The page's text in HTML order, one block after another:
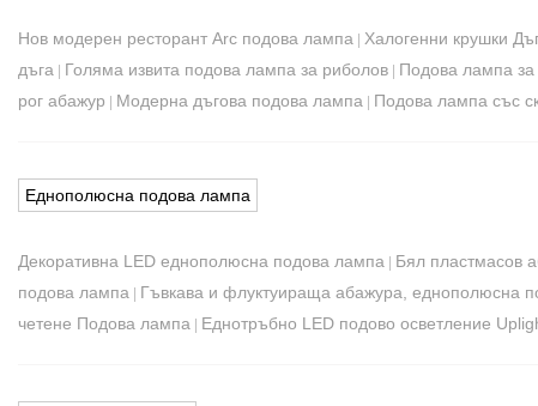
Нов модерен ресторант Arc подова лампа | Халогенни крушки
дъга | Голяма извита подова лампа за риболов | Подова лампа за
рог абажур | Модерна дъгова подова лампа | Подова лампа със
Еднополюсна подова лампа
Декоративна LED еднополюсна подова лампа | Бял пластмасов
подова лампа | Гъвкава и флуктуираща абажура, еднополюсна
четене Подова лампа | Еднотръбно LED подово осветление